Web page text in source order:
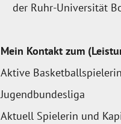
der Ruhr-Universität
Mein Kontakt zum
Aktive
Jugendbundesliga
Aktuell Spielerin und